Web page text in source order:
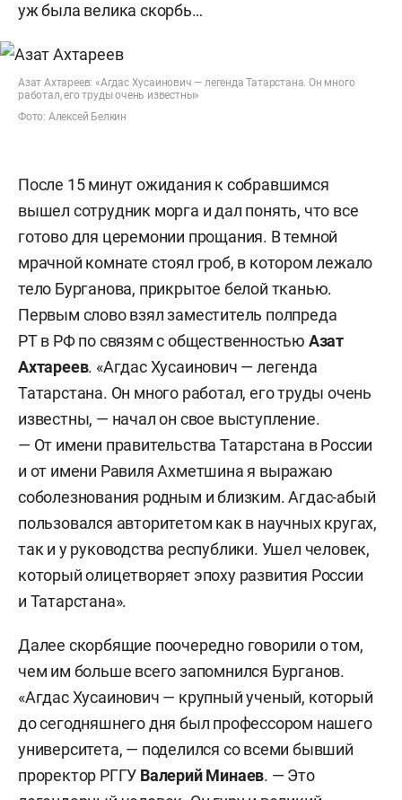
уж была велика скорбь…
Азат Ахтареев: «Агдас Хусаинович — легенда Татарстана. Он много
работал, его труды очень известны»
Фото: Алексей Белкин
После 15 минут ожидания к собравшимся
вышел сотрудник морга и дал понять, что все
готово для церемонии прощания. В темной
мрачной комнате стоял гроб, в котором лежало
тело Бурганова, прикрытое белой тканью.
Первым слово взял заместитель полпреда
РТ в РФ по связям с общественностью Азат
Ахтареев. «Агдас Хусаинович — легенда
Татарстана. Он много работал, его труды очень
известны, — начал он свое выступление.
— От имени правительства Татарстана в России
и от имени Равиля Ахметшина я выражаю
соболезнования родным и близким. Агдас-абый
пользовался авторитетом как в научных кругах,
так и у руководства республики. Ушел человек,
который олицетворяет эпоху развития России
и Татарстана».
Далее скорбящие поочередно говорили о том,
чем им больше всего запомнился Бурганов.
«Агдас Хусаинович — крупный ученый, который
до сегодняшнего дня был профессором нашего
университета, — поделился со всеми бывший
проректор РГГУ Валерий Минаев. — Это